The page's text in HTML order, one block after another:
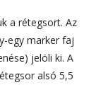
a rétegsort. Az
egy marker faj
jelöli ki. A
alsó 5,5